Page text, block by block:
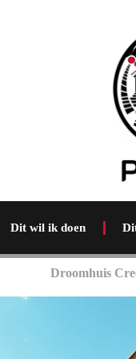
Dit wil ik doen
Droomhuis